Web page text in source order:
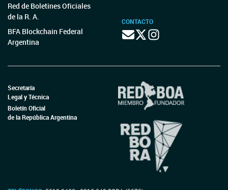
Red de Boletines Oficiales
de la R. A.
BFA Blockchain Federal
Argentina
CONTACTO
Secretaría
Legal y Técnica
Boletín Oficial
de la República Argentina